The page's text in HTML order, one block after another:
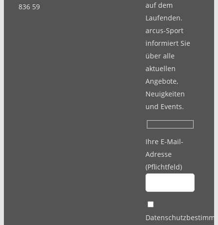
836 59
auf dem
Laufenden.
arcus-Sport
informiert Sie
über alle
aktuellen
Angebote,
Neuigkeiten
und Events.
Ihre E-Mail-
Adresse
(Pflichtfeld)